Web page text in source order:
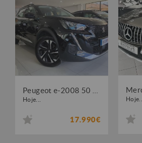
Hoje...
17.990€
Hoje...